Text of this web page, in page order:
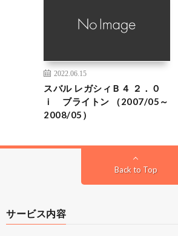
2022.06.15
スバル レガシィＢ４ ２．０
ｉ ブライトン （2007/05～
2008/05）
Back to Top
サービス内容